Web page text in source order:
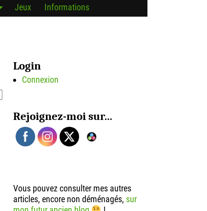
Jeux
Informations
Login
Connexion
Rejoignez-moi sur…
Vous pouvez consulter mes autres
articles, encore non déménagés, sur